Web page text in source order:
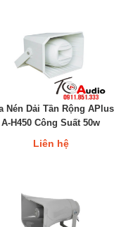
Nén Dải Tần Rộng APlus
A-H450 Công Suất 50w
Liên hệ